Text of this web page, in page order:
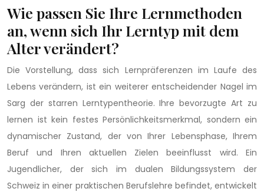
Wie passen Sie Ihre Lernmethoden
an, wenn sich Ihr Lerntyp mit dem
Alter verändert?
Die Vorstellung, dass sich Lernpräferenzen im Laufe des
Lebens verändern, ist ein weiterer entscheidender Nagel im
Sarg der starren Lerntypentheorie. Ihre bevorzugte Art zu
lernen ist kein festes Persönlichkeitsmerkmal, sondern ein
dynamischer Zustand, der von Ihrer Lebensphase, Ihrem
Beruf und Ihren aktuellen Zielen beeinflusst wird. Ein
Jugendlicher, der sich im dualen Bildungssystem der
Schweiz in einer praktischen Berufslehre befindet, entwickelt